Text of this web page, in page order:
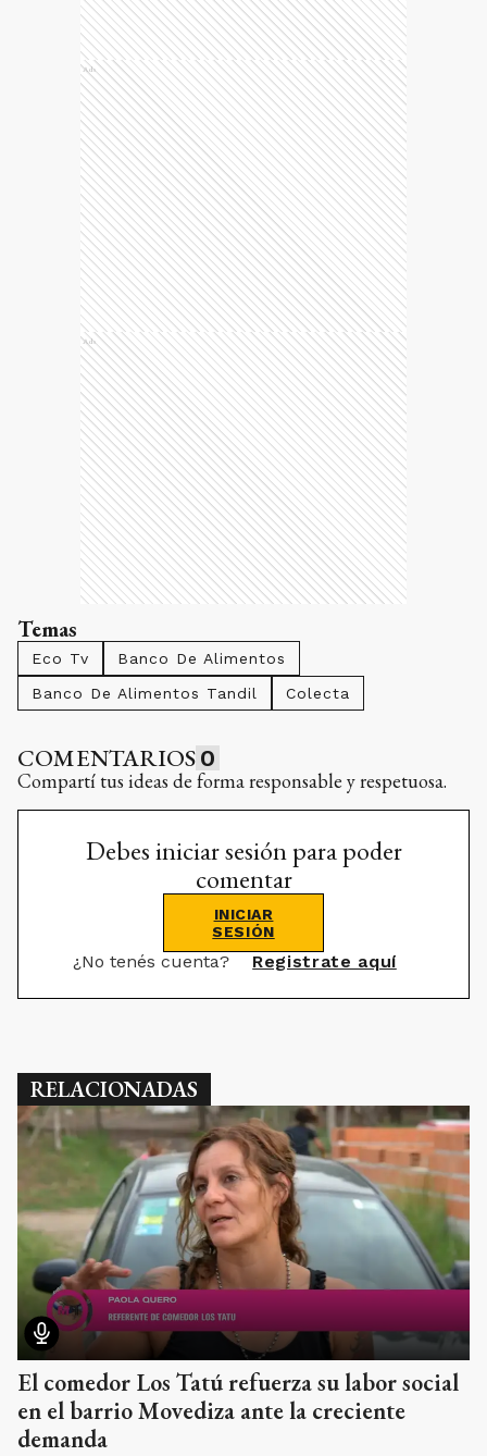
Ads
Ads
Temas
Eco Tv
Banco De Alimentos
Banco De Alimentos Tandil
Colecta
COMENTARIOS 0
Compartí tus ideas de forma responsable y respetuosa.
Debes iniciar sesión para poder
comentar
INICIAR
SESIÓN
¿No tenés cuenta? Registrate aquí
RELACIONADAS
El comedor Los Tatú refuerza su labor social
en el barrio Movediza ante la creciente
demanda